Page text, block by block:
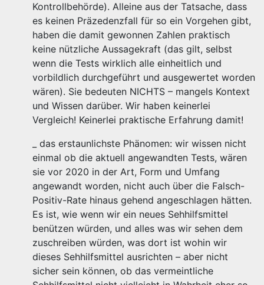
Kontrollbehörde). Alleine aus der Tatsache, dass
es keinen Präzedenzfall für so ein Vorgehen gibt,
haben die damit gewonnen Zahlen praktisch
keine nützliche Aussagekraft (das gilt, selbst
wenn die Tests wirklich alle einheitlich und
vorbildlich durchgeführt und ausgewertet worden
wären). Sie bedeuten NICHTS – mangels Kontext
und Wissen darüber. Wir haben keinerlei
Vergleich! Keinerlei praktische Erfahrung damit!
_ das erstaunlichste Phänomen: wir wissen nicht
einmal ob die aktuell angewandten Tests, wären
sie vor 2020 in der Art, Form und Umfang
angewandt worden, nicht auch über die Falsch-
Positiv-Rate hinaus gehend angeschlagen hätten.
Es ist, wie wenn wir ein neues Sehhilfsmittel
benützen würden, und alles was wir sehen dem
zuschreiben würden, was dort ist wohin wir
dieses Sehhilfsmittel ausrichten – aber nicht
sicher sein können, ob das vermeintliche